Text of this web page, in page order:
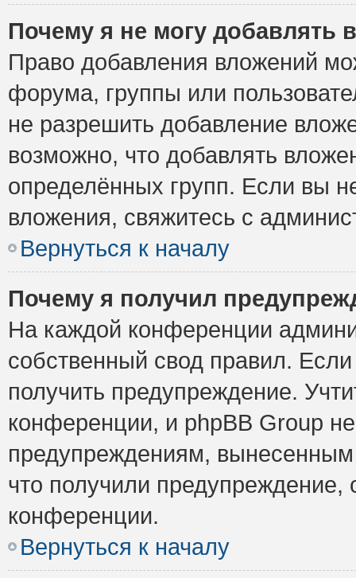
Почему я не могу добавлять
Право добавления вложений
форума, группы или
не разрешить добавление
возможно, что добавлять
определённых групп. Если вы
вложения, свяжитесь с
Вернуться к началу
Почему я получил
На каждой конференции
собственный свод правил.
получить предупреждение.
конференции, и phpBB Group
предупреждениям,
что получили предупреждение,
конференции.
Вернуться к началу